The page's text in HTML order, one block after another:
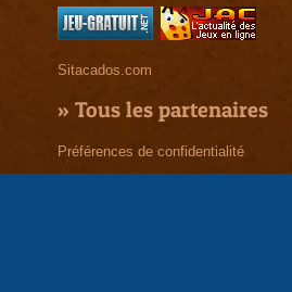
Sitacados.com
» Tous les partenaires
Préférences de confidentialité